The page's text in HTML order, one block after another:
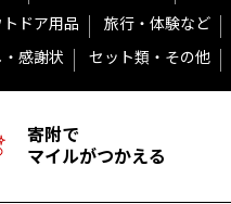
ドア用品
旅行・体験など
感謝状
セット類・その他
寄附で
マイルがつかえる